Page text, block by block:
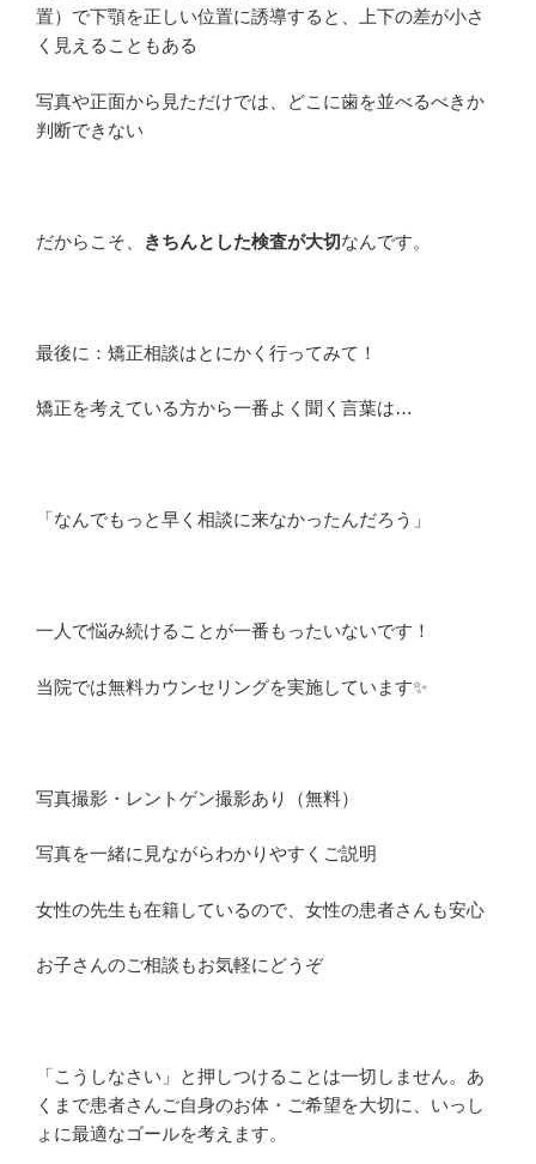
置）で下顎を正しい位置に誘導すると、上下の差が小さ
く見えることもある
写真や正面から見ただけでは、どこに歯を並べるべきか
判断できない
だからこそ、 きちんとした検査が大切なんです。
最後に：矯正相談はとにかく行ってみて！
矯正を考えている方から一番よく聞く言葉は…
「なんでもっと早く相談に来なかったんだろう」
一人で悩み続けることが一番もったいないです！
当院では無料カウンセリングを実施しています✨
写真撮影・レントゲン撮影あり（無料）
写真を一緒に見ながらわかりやすくご説明
女性の先生も在籍しているので、女性の患者さんも安心
お子さんのご相談もお気軽にどうぞ
「こうしなさい」と押しつけることは一切しません。あ
くまで患者さんご自身のお体・ご希望を大切に、いっし
ょに最適なゴールを考えます。